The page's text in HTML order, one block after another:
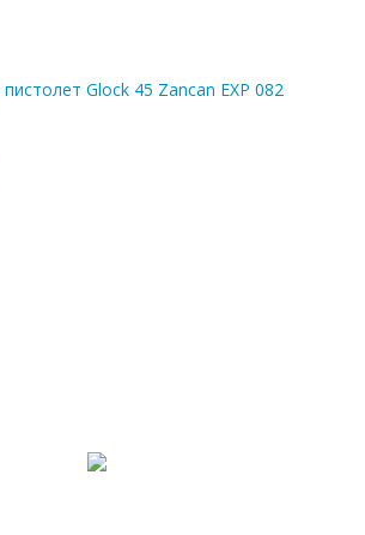
Glock 45 Zancan EXP 082